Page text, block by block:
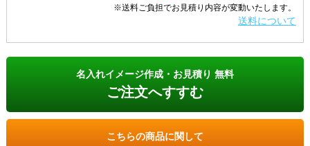
※送料ご負担でお見積り内容が変動いたします。
送料について
名入れイメージ作成・お見積り 無料
ご注文へすすむ
こちらの商品に関して